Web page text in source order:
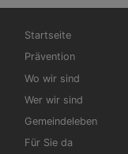
Hauptnavigation
Startseite
Prävention
Wo wir sind
Wer wir sind
Gemeindeleben
Für Sie da